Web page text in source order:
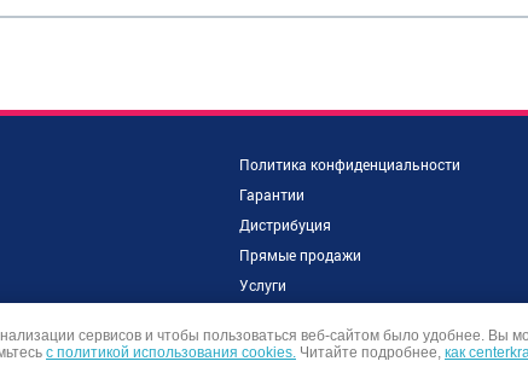
Политика конфиденциальности
Гарантии
Дистрибуция
Прямые продажи
Услуги
сервисов и чтобы пользоваться веб-сайтом было удобнее. Вы
с политикой использования cookies. Читайте подробнее, как